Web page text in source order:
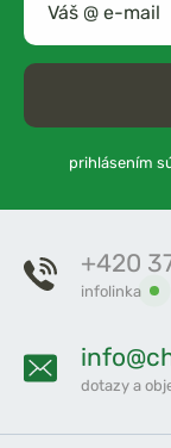
prihlásením
+420
infolinka
dotazy a